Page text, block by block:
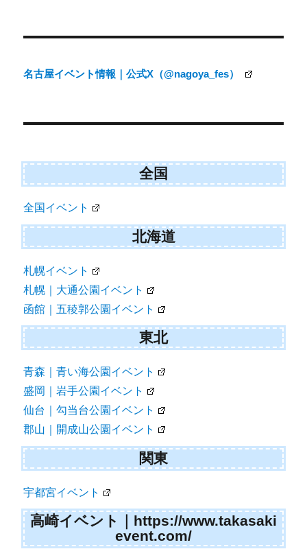
稿
ビ
ー
ョ
ン
名古屋イベント情報｜公式X（@nagoya_fes）
全国
全国イベント
北海道
札幌イベント
札幌｜大通公園イベント
函館｜五稜郭公園イベント
東北
青森｜青い海公園イベント
盛岡｜岩手公園イベント
仙台｜勾当台公園イベント
郡山｜開成山公園イベント
関東
宇都宮イベント
高崎イベント｜https://www.takasaki
event.com/